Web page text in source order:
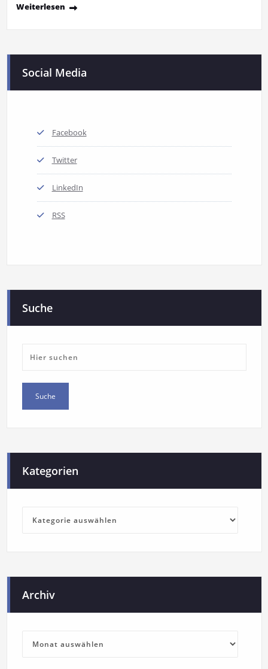
Weiterlesen
Social Media
Facebook
Twitter
LinkedIn
RSS
Suche
Kategorien
Archiv